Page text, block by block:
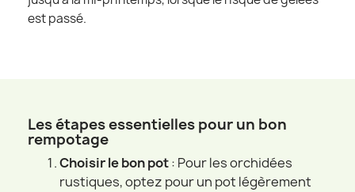
est passé.
Les étapes essentielles pour un bon
rempotage
Choisir le bon pot: Pour les orchidées
rustiques, optez pour un pot légèrement